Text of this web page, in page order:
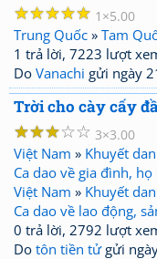
☆
☆
☆
☆
☆ 1 5.00
Trung Quốc » Tam
1 trả lời, 7223 lượt
Do Vanachi gửi ngày
Trời cho cày cấy
☆
☆
☆
☆
☆ 3 3.00
Việt Nam » Khuyết
Ca dao về gia đình, họ
Việt Nam » Khuyết
Ca dao về lao động,
0 trả lời, 2792 lượt
Do tôn tiền tửgửi